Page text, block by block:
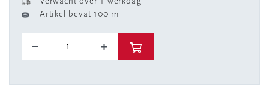
Artikel bevat 100 m